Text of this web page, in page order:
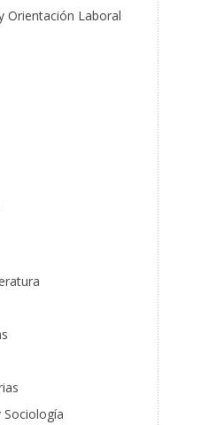
Orientación Laboral
Sociología